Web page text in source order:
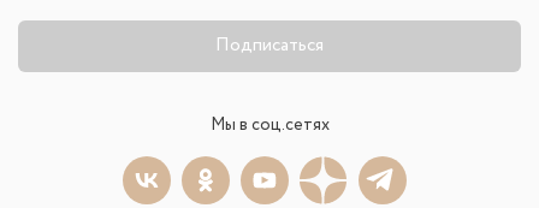
Подписаться
Мы в соц.сетях